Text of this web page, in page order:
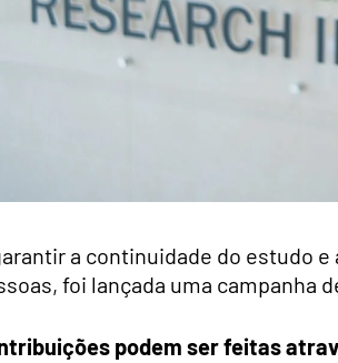
a continuidade do estudo
foi lançada uma campanha
podem ser feitas